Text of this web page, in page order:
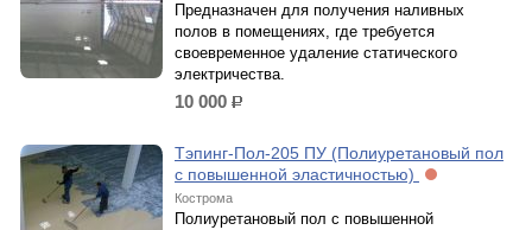
Предназначен для получения наливных
полов в помещениях, где требуется
своевременное удаление статического
электричества.
10 000 р.
Тэпинг-Пол-205 ПУ (Полиуретановый пол
с повышенной эластичностью)
Кострома
Полиуретановый пол с повышенной